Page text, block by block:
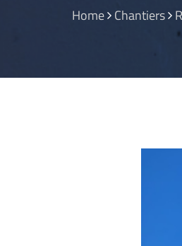
Home Chantiers